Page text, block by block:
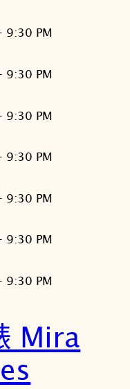
9:30 PM
9:30 PM
9:30 PM
9:30 PM
9:30 PM
9:30 PM
9:30 PM
Mira